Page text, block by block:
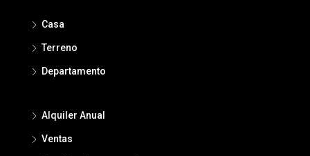
Casa
Terreno
Departamento
Alquiler Anual
Ventas